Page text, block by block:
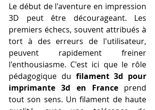
Le début de l'aventure en impression
3D peut être décourageant. Les
premiers échecs, souvent attribués à
tort à des erreurs de l'utilisateur,
peuvent rapidement freiner
l'enthousiasme. C'est ici que le rôle
pédagogique du filament 3d pour
imprimante 3d en France prend
tout son sens. Un filament de haute